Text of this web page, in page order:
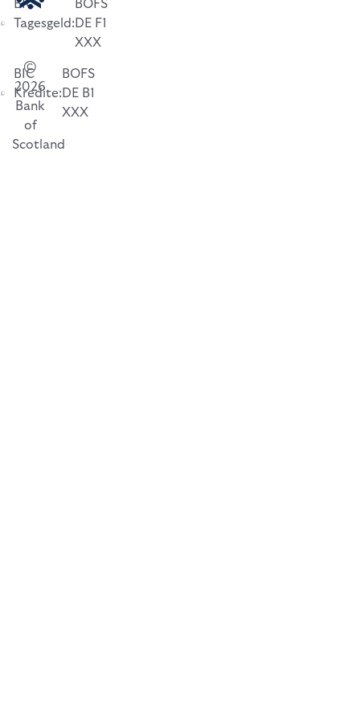
BIC
Tagesgeld:
BOFS
DE F1
XXX
BIC
Kredite:
BOFS
DE B1
XXX
©
2026
Bank
of
Scotland